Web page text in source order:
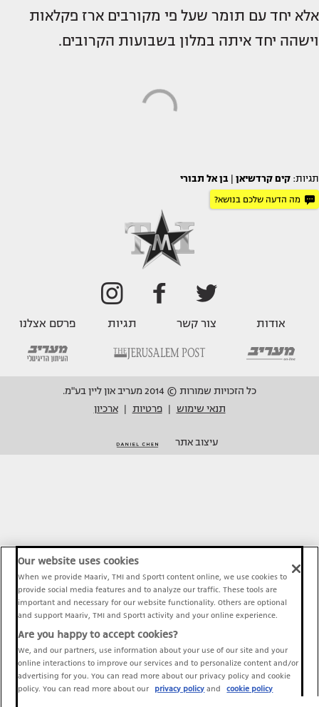
אלא יחד עם תומר שעל פי מקורבים ארז פקלאות
וישהה יחד איתה במלון בשבועות הקרובים.
תגיות: קים קרדשיאן בן אל תבורי
מה הדעה שלכם בנושא?
אודות צור קשר תגיות פרסם אצלנו
כל הזכויות שמורות © 2014 מעריב און ליין בע"מ.
תנאי שימוש
פרטיות ארכיון
עיצוב אתר
Our website uses cookies
When we provide Maariv, TMI and Sport1 content online, we use cookies to
provide social media features and to analyze our traffic. These tools are
important and necessary for our website functionality. Others are optional
and support Maariv, TMI and Sport1 activity and your online experience.
Are you happy to accept cookies?
We, and our partners, use information about your use of our site and your
online interactions to improve our services and to personalize content and/or
advertising for you. You can read more about our privacy policy and cookie
policy. You can read more about our
privacy policy and cookie policy